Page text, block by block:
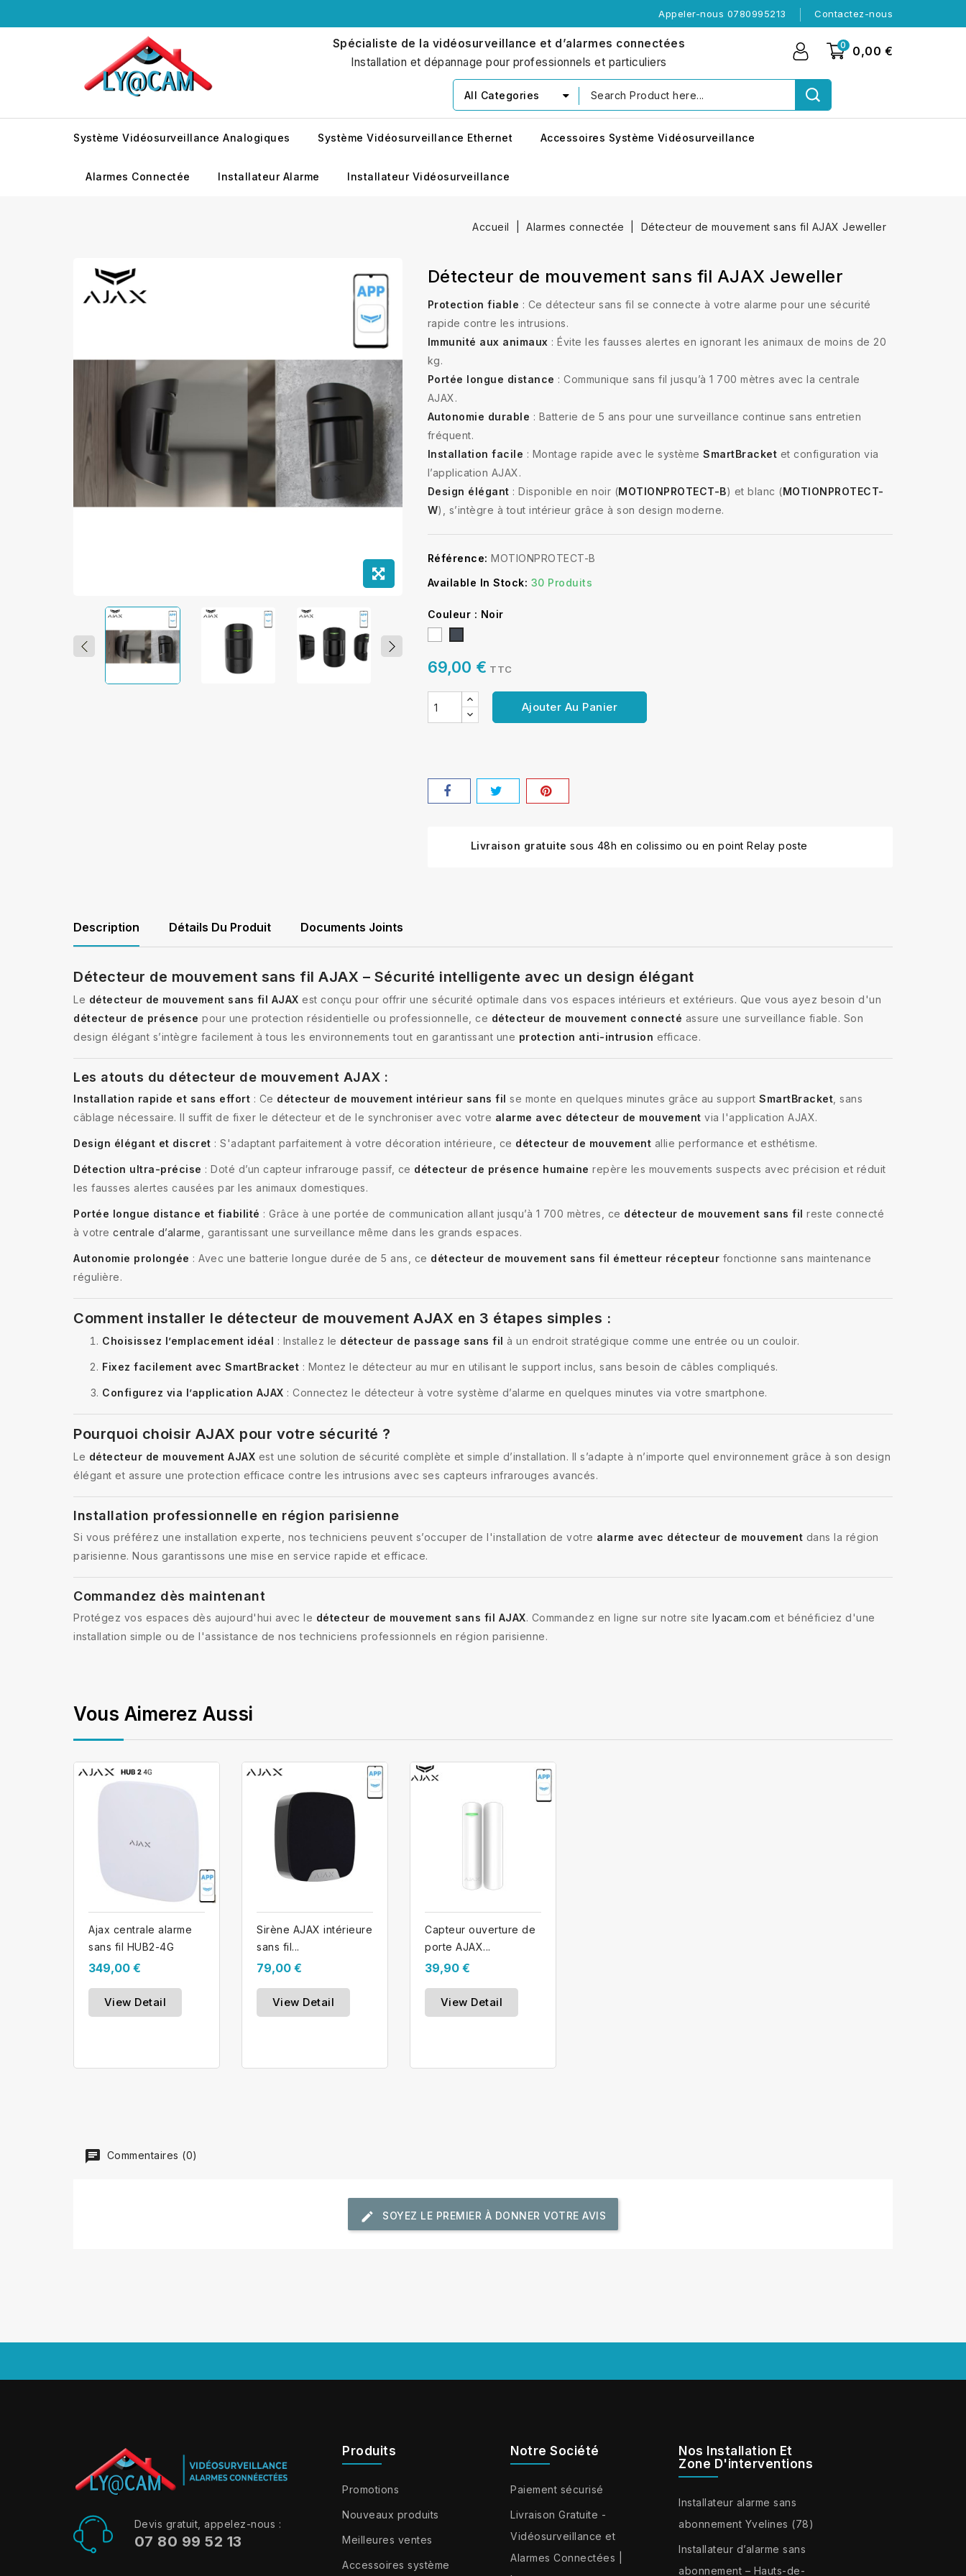
Appeler-nous 0780995213 Contactez-nous
0 0,00 €
Spécialiste de la vidéosurveillance et d’alarmes connectées
Installation et dépannage pour professionnels et particuliers
All Categories
Système Vidéosurveillance Analogiques Système Vidéosurveillance Ethernet Accessoires Système Vidéosurveillance
Alarmes Connectée Installateur Alarme Installateur Vidéosurveillance
Accueil Alarmes connectée Détecteur de mouvement sans fil AJAX Jeweller
Détecteur de mouvement sans fil AJAX Jeweller
Protection fiable : Ce détecteur sans fil se connecte à votre alarme pour une sécurité
rapide contre les intrusions.
Immunité aux animaux : Évite les fausses alertes en ignorant les animaux de moins de 20
kg.
Portée longue distance : Communique sans fil jusqu’à 1 700 mètres avec la centrale
AJAX.
Autonomie durable : Batterie de 5 ans pour une surveillance continue sans entretien
fréquent.
Installation facile : Montage rapide avec le système SmartBracket et configuration via
l’application AJAX.
Design élégant : Disponible en noir (MOTIONPROTECT-B) et blanc (MOTIONPROTECT-
W), s’intègre à tout intérieur grâce à son design moderne.
Référence: MOTIONPROTECT-B
Available In Stock: 30 Produits
Couleur : Noir
69,00 € TTC
Ajouter Au Panier
Livraison gratuite sous 48h en colissimo ou en point Relay poste
Description Détails Du Produit Documents Joints
Détecteur de mouvement sans fil AJAX – Sécurité intelligente avec un design élégant
Le détecteur de mouvement sans fil AJAX est conçu pour offrir une sécurité optimale dans vos espaces intérieurs et extérieurs. Que vous ayez besoin d'un
détecteur de présence pour une protection résidentielle ou professionnelle, ce détecteur de mouvement connecté assure une surveillance fiable. Son
design élégant s’intègre facilement à tous les environnements tout en garantissant une protection anti-intrusion efficace.
Les atouts du détecteur de mouvement AJAX :
Installation rapide et sans effort : Ce détecteur de mouvement intérieur sans fil se monte en quelques minutes grâce au support SmartBracket , sans
câblage nécessaire. Il suffit de fixer le détecteur et de le synchroniser avec votre alarme avec détecteur de mouvement via l'application AJAX.
Design élégant et discret : S'adaptant parfaitement à votre décoration intérieure, ce détecteur de mouvement allie performance et esthétisme.
Détection ultra-précise : Doté d’un capteur infrarouge passif, ce détecteur de présence humaine repère les mouvements suspects avec précision et réduit
les fausses alertes causées par les animaux domestiques.
Portée longue distance et fiabilité : Grâce à une portée de communication allant jusqu’à 1 700 mètres, ce détecteur de mouvement sans fil reste connecté
à votre centrale d’alarme , garantissant une surveillance même dans les grands espaces.
Autonomie prolongée : Avec une batterie longue durée de 5 ans, ce détecteur de mouvement sans fil émetteur récepteur fonctionne sans maintenance
régulière.
Comment installer le détecteur de mouvement AJAX en 3 étapes simples :
Choisissez l’emplacement idéal : Installez le détecteur de passage sans fil à un endroit stratégique comme une entrée ou un couloir.
Fixez facilement avec SmartBracket : Montez le détecteur au mur en utilisant le support inclus, sans besoin de câbles compliqués.
Configurez via l’application AJAX : Connectez le détecteur à votre système d’alarme en quelques minutes via votre smartphone.
Pourquoi choisir AJAX pour votre sécurité ?
Le détecteur de mouvement AJAX est une solution de sécurité complète et simple d’installation. Il s’adapte à n’importe quel environnement grâce à son design
élégant et assure une protection efficace contre les intrusions avec ses capteurs infrarouges avancés.
Installation professionnelle en région parisienne
Si vous préférez une installation experte, nos techniciens peuvent s’occuper de l'installation de votre alarme avec détecteur de mouvement dans la région
parisienne. Nous garantissons une mise en service rapide et efficace.
Commandez dès maintenant
Protégez vos espaces dès aujourd'hui avec le détecteur de mouvement sans fil AJAX. Commandez en ligne sur notre site lyacam.com et bénéficiez d'une
installation simple ou de l'assistance de nos techniciens professionnels en région parisienne.
Vous Aimerez Aussi
Ajax centrale alarme
sans fil HUB2-4G
349,00 €
View Detail
Sirène AJAX intérieure
sans fil...
79,00 €
View Detail
Capteur ouverture de
porte AJAX...
39,90 €
View Detail
Commentaires (0)
SOYEZ LE PREMIER À DONNER VOTRE AVIS
Devis gratuit, appelez-nous :
07 80 99 52 13
Produits
Promotions
Nouveaux produits
Meilleures ventes
Accessoires système
Notre Société
Paiement sécurisé
Livraison Gratuite -
Vidéosurveillance et
Alarmes Connectées |
Nos Installation Et
Zone D'interventions
Installateur alarme sans
abonnement Yvelines (78)
Installateur d’alarme sans
abonnement – Hauts-de-